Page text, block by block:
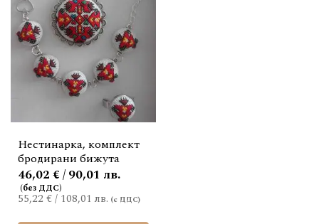
Нестинарка, комплект
бродирани бижута
55,22 €/ 108,01 лв.
46,02 € / 90,01 лв.